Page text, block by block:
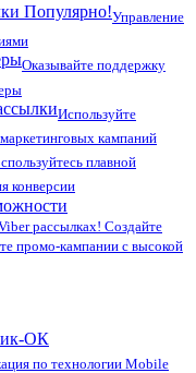
Популярно!Управление
Оказывайте поддержку
Используйте
кампаний
плавной
конверсии
рассылках! Создайте
промо-кампании с высокой
ОК
по технологии Mobile